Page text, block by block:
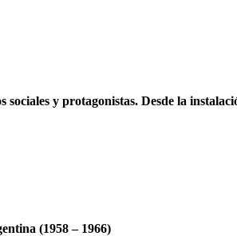
y protagonistas. Desde la
(1958 – 1966)